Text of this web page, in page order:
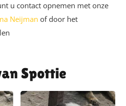
u contact opnemen met onze
Neijman of door het
Spottie